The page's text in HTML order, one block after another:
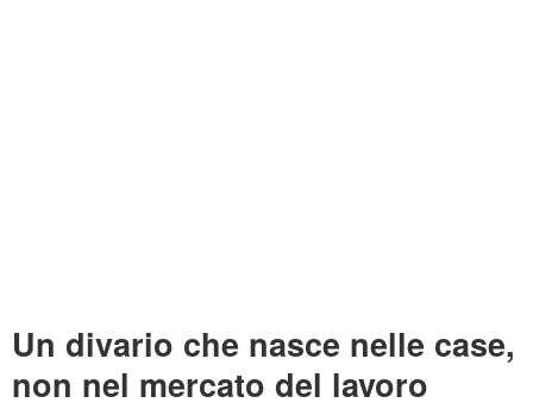
Un divario che nasce nelle case,
non nel mercato del lavoro